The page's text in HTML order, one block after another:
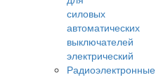
силовых
автоматических
выключателей
электрический
Радиоэлектронные